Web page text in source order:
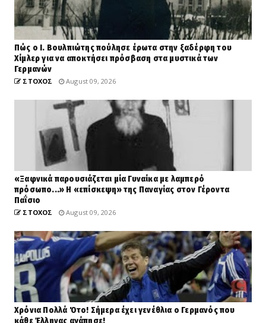
Πώς ο Ι. Βουλπιώτης πούλησε έρωτα στην ξαδέρφη του
Χίμλερ για να αποκτήσει πρόσβαση στα μυστικά των
Γερμανών
ΣΤΟΧΟΣ August 09, 2026
«Ξαφνικά παρουσιάζεται μία Γυναίκα με λαμπερό
πρόσωπο...» Η «επίσκεψη» της Παναγίας στον Γέροντα
Παΐσιο
ΣΤΟΧΟΣ August 09, 2026
Χρόνια Πολλά Ότο! Σήμερα έχει γενέθλια ο Γερμανός που
κάθε Έλληνας αγάπησε!